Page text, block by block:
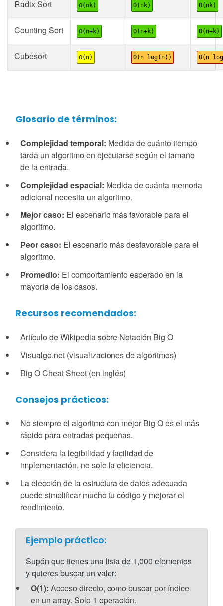
Radix Sort Ω(nk) Θ(nk) O(nk)
Counting Sort Ω(n+k) Θ(n+k) O(n+k)
Cubesort Ω(n) Θ(n log(n)) O(n
Glosario de términos:
Complejidad temporal: Medida de cuánto tiempo
tarda un algoritmo en ejecutarse según el tamaño
de la entrada.
Complejidad espacial: Medida de cuánta memoria
adicional necesita un algoritmo.
Mejor caso: El escenario más favorable para el
algoritmo.
Peor caso: El escenario más desfavorable para el
algoritmo.
Promedio: El comportamiento esperado en la
mayoría de los casos.
Recursos recomendados:
Artículo de Wikipedia sobre Notación Big O
Visualgo.net (visualizaciones de algoritmos)
Big O Cheat Sheet (en inglés)
Consejos prácticos:
No siempre el algoritmo con mejor Big O es el más
rápido para entradas pequeñas.
Considera la legibilidad y facilidad de
implementación, no solo la eficiencia.
La elección de la estructura de datos adecuada
puede simplificar mucho tu código y mejorar el
rendimiento.
Ejemplo práctico:
Supón que tienes una lista de 1,000 elementos
y quieres buscar un valor:
O(1): Acceso directo, como buscar por índice
en un array. Solo 1 operación.